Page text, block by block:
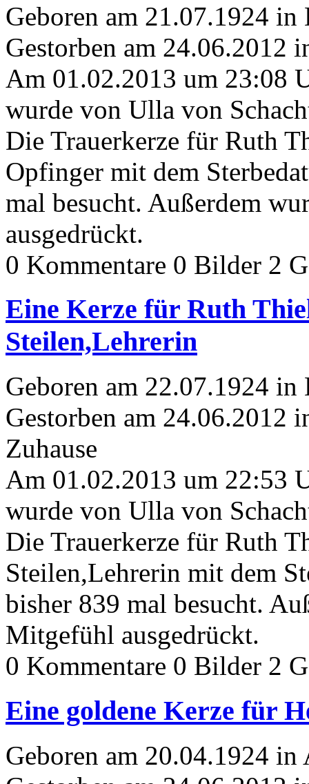
Geboren am 21.07.1924 in
Gestorben am 24.06.2012
Am 01.02.2013 um 23:08
wurde von Ulla von
Die Trauerkerze für Ruth
Opfinger mit dem
mal besucht. Außerdem
ausgedrückt.
0 Kommentare 0 Bilder 2
Eine Kerze für Ruth
Steilen,Lehrerin
Geboren am 22.07.1924 in
Gestorben am 24.06.2012
Zuhause
Am 01.02.2013 um 22:53
wurde von Ulla von
Die Trauerkerze für Ruth
Steilen,Lehrerin mit dem
bisher 839 mal besucht.
Mitgefühl ausgedrückt.
0 Kommentare 0 Bilder 2
Eine goldene Kerze für
Geboren am 20.04.1924 in